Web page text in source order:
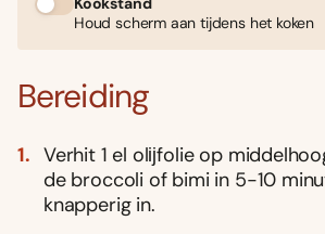
Houd scherm aan tijdens het koken
Bereiding
Verhit 1 el olĳfolie op
de broccoli of bimi in 5-10
knapperig in.